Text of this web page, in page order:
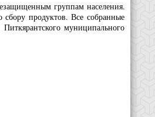
группам населения.
продуктов. Все собранные
муниципального